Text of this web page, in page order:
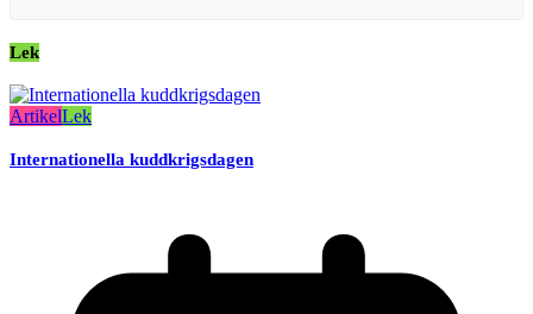
Lek
ArtikelLek
Internationella kuddkrigsdagen